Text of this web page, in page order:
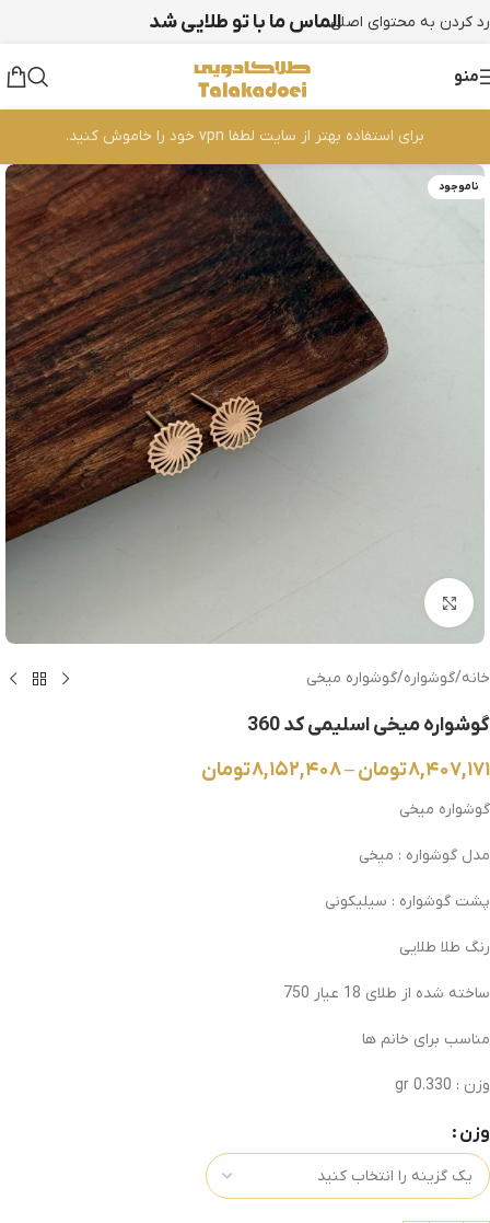
رد کردن به محتوای اصلیالماس ما با تو طلایی شد
منو
برای استفاده بهتر از سایت لطفا vpn خود را خاموش کنید.
ناموجود
بزرگنمایی تصویر
خانه/گوشواره/گوشواره میخی
گوشواره میخی اسلیمی کد 360
۸,۴۰۷,۱۷۱تومان–۸,۱۵۲,۴۰۸تومان
گوشواره میخی
مدل گوشواره : میخی
پشت گوشواره : سیلیکونی
رنگ طلا طلایی
ساخته شده از طلای 18 عیار 750
مناسب برای خانم ها
وزن : 0.330 gr
وزن